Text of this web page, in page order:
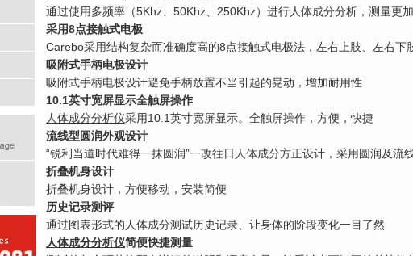
通过使用多频率（5Khz、50Khz、250Khz）进行人体成分分析，测量更
采用8点接触式电极
Carebo采用结构复杂而准确度高的8点接触式电极法，左右上肢、左右下
吸附式手柄电极设计
吸附式手柄电极设计避免手柄放置不当引起的晃动，增加耐用性
10.1英寸宽屏显示全触屏操作
人体成分分析仪采用10.1英寸宽屏显示。全触屏操作，方便，快捷
流线型圆润外观设计
“锐利当道时代难得一抹圆润”一改往日人体成分方正设计，采用圆润及流
折叠机身设计
折叠机身设计，方便移动，安装简便
历史记录测评
通过图表形式的人体成分测试历史记录、让身体的阶段变化一目了然
人体成分分析仪简便快捷测量